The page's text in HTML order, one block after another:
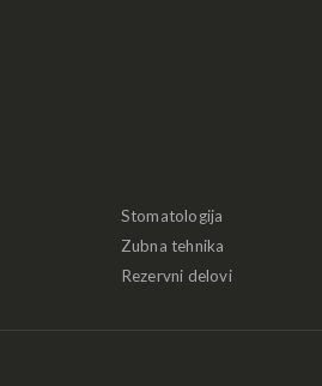
Stomatologija
Zubna tehnika
Rezervni delovi